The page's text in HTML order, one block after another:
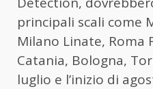
principali scali come
Milano Linate, Roma
Catania, Bologna,
luglio e l’inizio di